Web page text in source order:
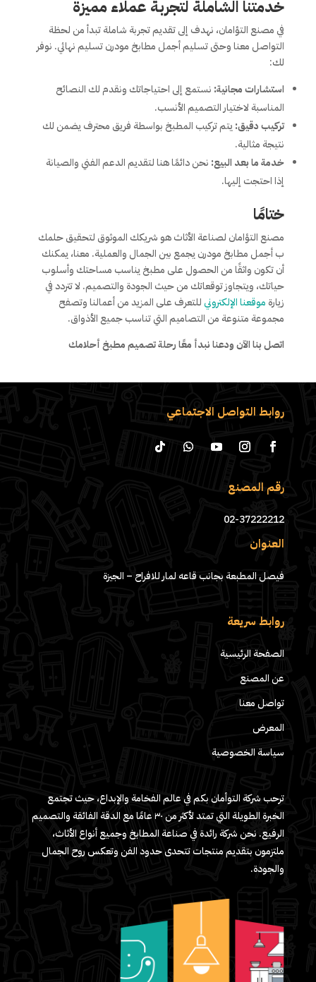
خدمتنا الشاملة لتجربة عملاء مميزة
في مصنع التؤامان، نهدف إلى تقديم تجربة شاملة تبدأ من لحظة
التواصل معنا وحتى تسليم أجمل مطابخ مودرن تسليم نهائي. نوفر
لك:
استشارات مجانية: نستمع إلى احتياجاتك ونقدم لك النصائح
المناسبة لاختيار التصميم الأنسب.
تركيب دقيق:يتم تركيب المطبخ بواسطة فريق محترف يضمن لك
نتيجة مثالية.
خدمة ما بعد البيع: نحن دائمًا هنا لتقديم الدعم الفني والصيانة
إذا احتجت إليها.
ختامًا
مصنع التؤامان لصناعة الأثاث هو شريكك الموثوق لتحقيق حلمك
ب أجمل مطابخ مودرن يجمع بين الجمال والعملية. معنا، يمكنك
أن تكون واثقًا من الحصول على مطبخ يناسب مساحتك وأسلوب
حياتك، ويتجاوز توقعاتك من حيث الجودة والتصميم. لا تتردد في
زيارة موقعنا الإلكترونيللتعرف على المزيد من أعمالنا وتصفح
مجموعة متنوعة من التصاميم التي تناسب جميع الأذواق.
اتصل بنا الآن ودعنا نبدأ معًا رحلة تصميم مطبخ أحلامك
روابط التواصل الاجتماعي
رقم المصنع
02-37222212
العنوان
فيصل المطبعة بجانب قاعه لمار للافراح – الجيزة
روابط سريعة
الصفحة الرئيسية
عن المصنع
تواصل معنا
المعرض
سياسة الخصوصية
ترحب شركة التوأمان بكم في عالم الفخامة والإبداع، حيث تجتمع
الخبرة الطويلة التي تمتد لأكثر من ٣٠ عامًا مع الدقة الفائقة والتصميم
الرفيع. نحن شركة رائدة في صناعة المطابخ وجميع أنواع الأثاث،
ملتزمون بتقديم منتجات تتحدى حدود الفن وتعكس روح الجمال
والجودة.